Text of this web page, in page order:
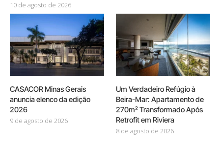
10 de agosto de 2026
CASACOR Minas Gerais
anuncia elenco da edição
2026
9 de agosto de 2026
Um Verdadeiro Refúgio à
Beira-Mar: Apartamento de
270m² Transformado Após
Retrofit em Riviera
8 de agosto de 2026